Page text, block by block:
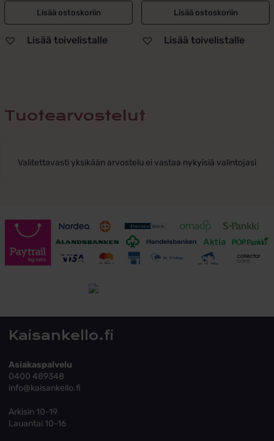
Lisää ostoskoriin
Lisää toivelistalle
Lisää ostoskoriin
Lisää toivelistalle
Tuotearvostelut
Valitettavasti yksikään arvostelu ei vastaa nykyisiä valintojasi
Toimitusehdot
Kaisankello.fi
Asiakaspalvelu
0400 489348
info@kaisankello.fi
Arkisin 10-19
Lauantai 10-16